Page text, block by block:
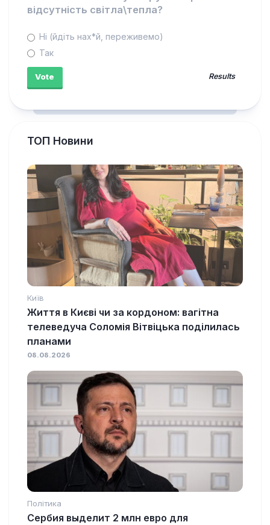
відсутність світла\тепла?
Ні (йдіть нах*й, переживемо)
Так
Results
ТОП Новини
Київ
Життя в Києві чи за кордоном: вагітна
телеведуча Соломія Вітвіцька поділилась
планами
08.08.2026
Політика
Сербия выделит 2 млн евро для